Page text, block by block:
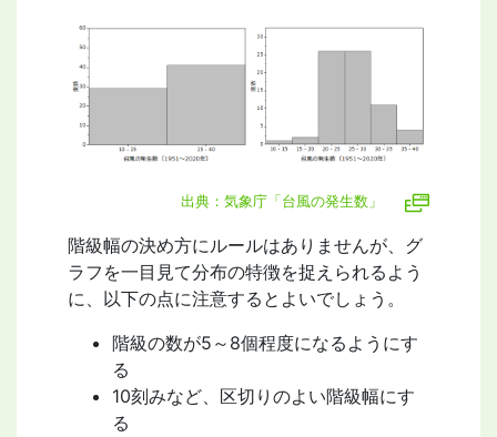
出典：気象庁「台風の発生数」
階級幅の決め方にルールはありませんが、グ
ラフを一目見て分布の特徴を捉えられるよう
に、以下の点に注意するとよいでしょう。
階級の数が5～8個程度になるようにす
る
10刻みなど、区切りのよい階級幅にす
る